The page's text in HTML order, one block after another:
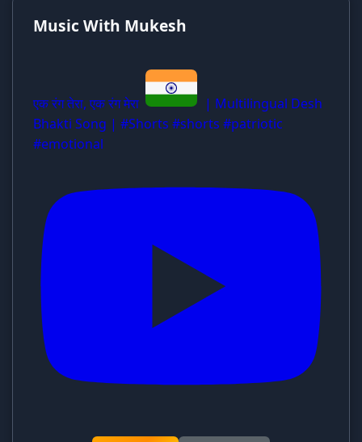
Music With Mukesh
एक रंग तेरा, एक रंग मेरा
| Multilingual Desh
Bhakti Song | #Shorts #shorts #patriotic
#emotional